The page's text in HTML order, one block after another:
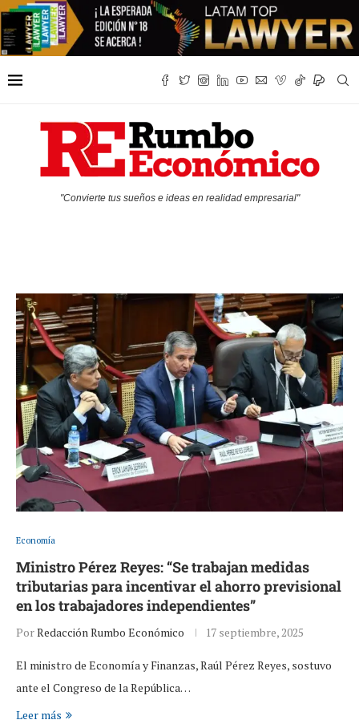
"Convierte tus sueños e ideas en realidad empresarial"
Economía
Ministro Pérez Reyes: “Se trabajan medidas
tributarias para incentivar el ahorro previsional
en los trabajadores independientes”
PorRedacción Rumbo Económico 17 septiembre, 2025
El ministro de Economía y Finanzas, Raúl Pérez Reyes, sostuvo
ante el Congreso de la República…
Leer más